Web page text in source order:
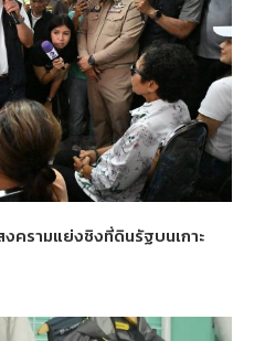
ครามแย่งชิงที่ดินรัฐบนเกาะ